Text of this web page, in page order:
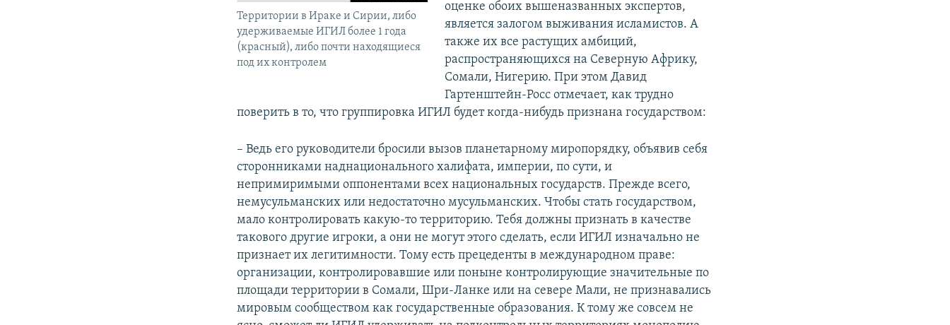
Территории в Ираке и Сирии, либо
удерживаемые ИГИЛ более 1 года
(красный), либо почти находящиеся
под их контролем
оценке обоих вышеназванных экспертов,
является залогом выживания исламистов. А
также их все растущих амбиций,
распространяющихся на Северную Африку,
Сомали, Нигерию. При этом Давид
Гартенштейн-Росс отмечает, как трудно
поверить в то, что группировка ИГИЛ будет когда-нибудь признана государством:
– Ведь его руководители бросили вызов планетарному миропорядку, объявив себя
сторонниками наднационального халифата, империи, по сути, и
непримиримыми оппонентами всех национальных государств. Прежде всего,
немусульманских или недостаточно мусульманских. Чтобы стать государством,
мало контролировать какую-то территорию. Тебя должны признать в качестве
такового другие игроки, а они не могут этого сделать, если ИГИЛ изначально не
признает их легитимности. Тому есть прецеденты в международном праве:
организации, контролировавшие или поныне контролирующие значительные по
площади территории в Сомали, Шри-Ланке или на севере Мали, не признавались
мировым сообществом как государственные образования. К тому же совсем не